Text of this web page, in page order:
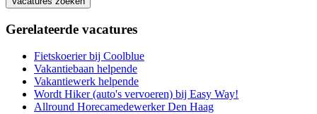
Gerelateerde vacatures
Fietskoerier bij Coolblue
Vakantiebaan helpende
Vakantiewerk helpende
Wordt Hiker (auto's vervoeren) bij Easy Way!
Allround Horecamedewerker Den Haag